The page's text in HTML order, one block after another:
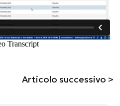
Articolo successivo >